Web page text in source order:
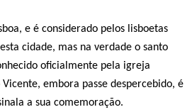
e é considerado pelos lisboetas
cidade, mas na verdade o santo
oficialmente pela igreja
embora passe despercebido, é
a sua comemoração.